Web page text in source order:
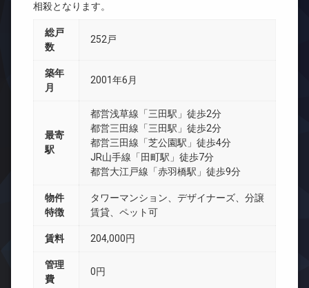
相殺となります。
総戸
数
252戸
築年
月
2001年6月
最寄
駅
都営浅草線「三田駅」徒歩2分
都営三田線「三田駅」徒歩2分
都営三田線「芝公園駅」徒歩4分
JR山手線「田町駅」徒歩7分
都営大江戸線「赤羽橋駅」徒歩9分
物件
特徴
タワーマンション、デザイナーズ、分譲
賃貸、ペット可
賃料 204,000円
管理
費
0円